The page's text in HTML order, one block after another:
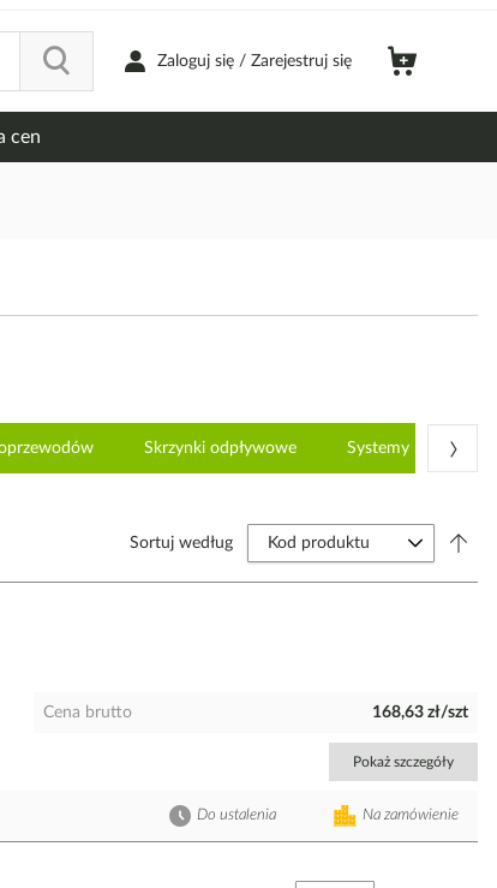
Zaloguj się / Zarejestruj się
cen
Skrzynki odpływowe Systemy ›
Sortuj według
Cena brutto 168,63 zł/szt
Pokaż szczegóły
Na zamówienie
Do ustalenia